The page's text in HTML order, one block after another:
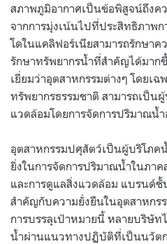
สภาพภูมิอากาศเป็นข้อพิสูจน์ถึงค
จากการมุ่งเน้นไปที่ประสิทธิภาพก
โดในแคลิฟอร์เนียสามารถรักษา
รักษาทรัพยากรน้ำที่สำคัญได้มา
เยี่ยมว่าอุตสาหกรรมต่างๆ โดยเ
ทรัพยากรธรรมชาติ สามารถเป็น
แวดล้อมโดยการจัดการปริมาณน้ำ
อุตสาหกรรมปศุสัตว์เป็นผู้บริโภค
ยิ่งในการจัดการปริมาณน้ำในภา
และการดูแลสิ่งแวดล้อม แบรนด์
สำคัญกับความยั่งยืนในอุตสาหกร
การบรรลุเป้าหมายนี้ หลายบริษัท
น้ำผ่านแนวทางปฏิบัติที่เป็นนวัตก